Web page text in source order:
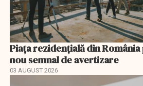
Piața rezidențială din
nou semnal de avertizare
03 AUGUST 2026